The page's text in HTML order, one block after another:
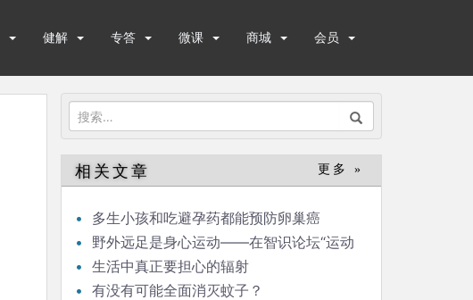
健解 专答 微课 商城 会员
搜
索：
相关文章 更多 »
多生小孩和吃避孕药都能预防卵巢癌
野外远足是身心运动——在智识论坛“运动
与健康”的发言
生活中真正要担心的辐射
有没有可能全面消灭蚊子？